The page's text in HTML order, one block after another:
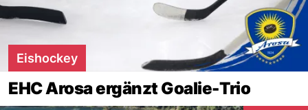
Eishockey
EHC Arosa ergänzt Goalie-Trio